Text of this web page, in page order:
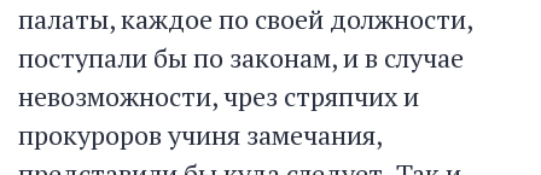
палаты, каждое по своей должности,
поступали бы по законам, и в случае
невозможности, чрез стряпчих и
прокуроров учиня замечания,